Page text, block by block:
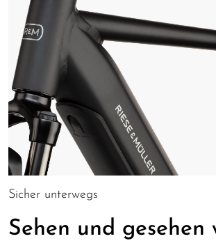
Sicher unterwegs
Sehen und gesehen